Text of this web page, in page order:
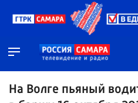
На Волге пьяный